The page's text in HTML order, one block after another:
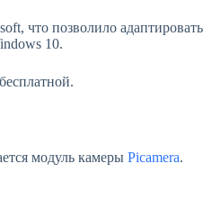
что позволило
10.
модуль камеры Picamera.